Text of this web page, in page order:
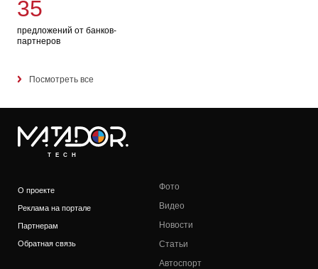
35
предложений от банков-
партнеров
Посмотреть все
TECH
О проекте
Реклама на портале
Партнерам
Обратная связь
Фото
Видео
Новости
Статьи
Автоспорт